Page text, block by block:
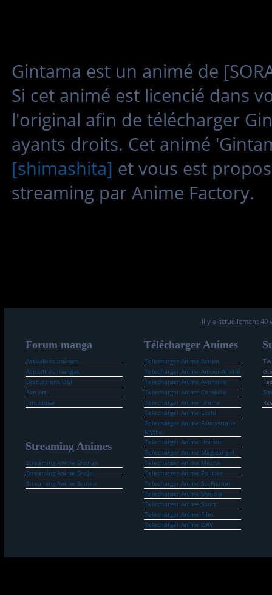
Gintama est un animé de
Si cet animé est licencié dans
l'original afin de télécharger
ayants droits. Cet animé
[shimashita] et vous est
streaming par Anime Factory.
Il y a actuellement 40
Forum manga
Actualités animes
Actualités mangas
Discussions OST
Fan Art
J-musique
Streaming Animes
Streaming Anime Shonen
Streaming Anime Shojo
Streaming Anime Seinen
Télécharger Animes
Telecharger Anime Action
Telecharger Anime Amour-Amitié
Telecharger Anime Aventure
Telecharger Anime Comédie
Telecharger Anime Drame
Telecharger Anime Ecchi
Telecharger Anime Fantastique
Mythe
Telecharger Anime Horreur
Telecharger Anime Magical-girl
Telecharger Anime Mecha
Telecharger Anime Policier
Telecharger Anime Sci-Fiction
Telecharger Anime Shōjo-ai
Telecharger Anime Sport
Telecharger Anime Film
Telecharger Anime OAV
Rss